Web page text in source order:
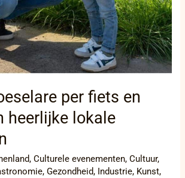
per fiets en
heerlijke lokale
,Culturele evenementen,Cultuur,
,Gezondheid, Industrie, Kunst,